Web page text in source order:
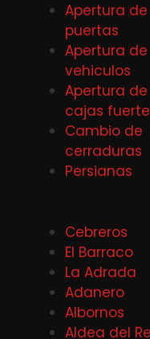
Apertura de
puertas
Apertura de
vehiculos
Apertura de
cajas
Cambio de
cerraduras
Persianas
Cebreros
El Barraco
La Adrada
Adanero
Albornos
Aldea del